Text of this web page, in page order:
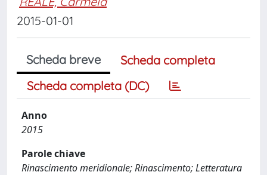
2015-01-01
Scheda breve
Scheda completa
Scheda completa (DC)
Anno
2015
Parole chiave
Rinascimento meridionale; Rinascimento; Letteratura